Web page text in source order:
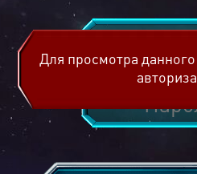
Для просмотра